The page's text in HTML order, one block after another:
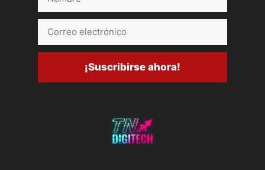
electrónico
¡Suscribirse ahora!